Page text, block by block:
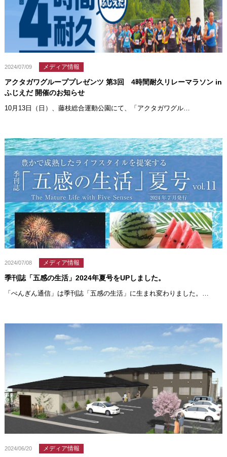
2024/07/09 メディア情報
アクタガワグループプレゼンツ 第3回 4時間耐久リレーマラソン in
ふじえだ 開催のお知らせ
10月13日（日）、藤枝総合運動公園にて、「アクタガワグル…
2024/07/08 メディア情報
季刊誌「五感の生活」2024年夏号をUPしました。
「ぺんぎん通信」は季刊誌「五感の生活」に生まれ変わりました。…
2024/06/20 メディア情報